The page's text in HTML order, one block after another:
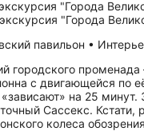
павильон •
городского
с двигающейся по
«зависают» на 25
Сассекс. Кстати,
колеса